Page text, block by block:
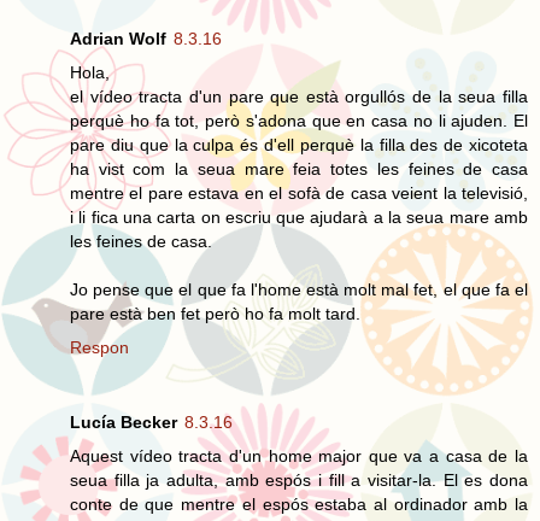
Adrian Wolf 8.3.16
Hola,
el vídeo tracta d'un pare que està orgullós de la seua filla
perquè ho fa tot, però s'adona que en casa no li ajuden. El
pare diu que la culpa és d'ell perquè la filla des de xicoteta
ha vist com la seua mare feia totes les feines de casa
mentre el pare estava en el sofà de casa veient la televisió,
i li fica una carta on escriu que ajudarà a la seua mare amb
les feines de casa.
Jo pense que el que fa l'home està molt mal fet, el que fa el
pare està ben fet però ho fa molt tard.
Respon
Lucía Becker 8.3.16
Aquest vídeo tracta d'un home major que va a casa de la
seua filla ja adulta, amb espós i fill a visitar-la. El es dona
conte de que mentre el espós estaba al ordinador amb la